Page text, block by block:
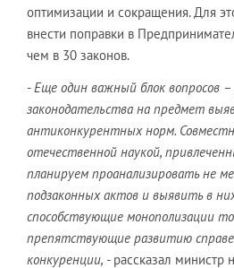
оптимизации и сокращения. Для
внести поправки в
чем в 30 законов.
- Еще один важный блок вопросов –
законодательства на предмет
антиконкурентных норм.
отечественной наукой,
планируем проанализировать не
подзаконных актов и выявить в
способствующие монополизации
препятствующие развитию
конкуренции, - рассказал министр